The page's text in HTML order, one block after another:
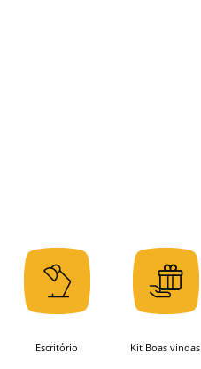
Escritório Kit Boas vindas